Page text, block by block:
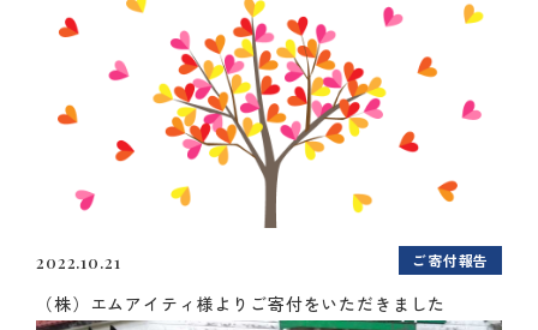
2022.10.21 ご寄付報告
（株）エムアイティ様よりご寄付をいただきました